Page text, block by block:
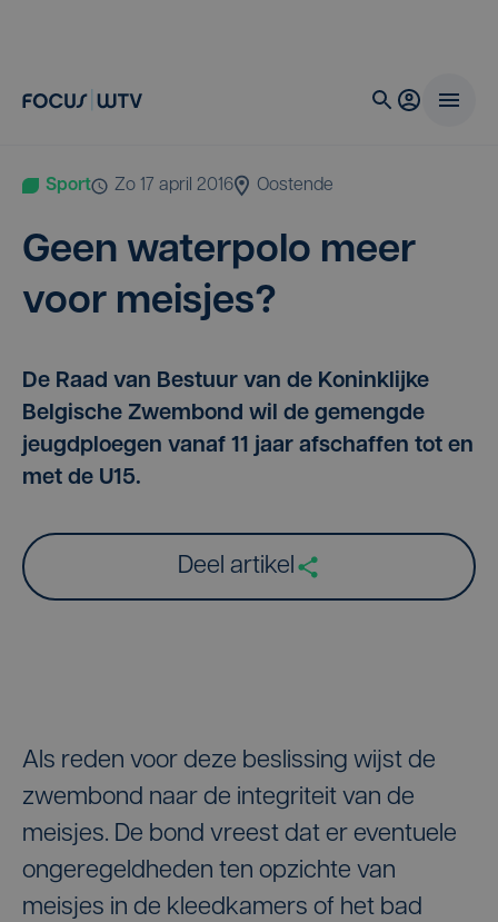
Sport zo 17 april 2016 Oostende
Geen water­po­lo meer
voor meisjes?
De Raad van Bestuur van de Koninklijke
Belgische Zwembond wil de gemengde
jeugdploegen vanaf 11 jaar afschaffen tot en
met de U15.
Deel artikel
Als reden voor deze beslissing wijst de
zwembond naar de integriteit van de
meisjes. De bond vreest dat er eventuele
ongeregeldheden ten opzichte van
meisjes in de kleedkamers of het bad